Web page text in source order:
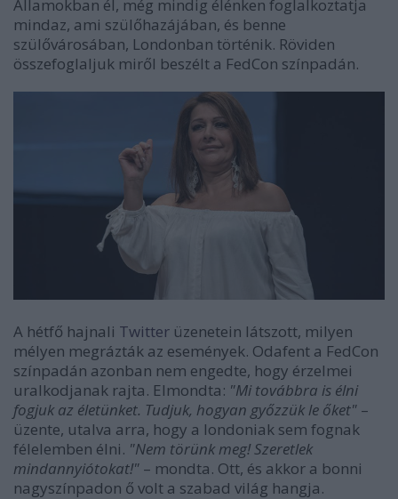
Államokban él, még mindig élénken foglalkoztatja
mindaz, ami szülőhazájában, és benne
szülővárosában, Londonban történik. Röviden
összefoglaljuk miről beszélt a FedCon színpadán.
A hétfő hajnali Twitter üzenetein látszott, milyen
mélyen megrázták az események. Odafent a FedCon
színpadán azonban nem engedte, hogy érzelmei
uralkodjanak rajta. Elmondta: "Mi továbbra is élni
fogjuk az életünket. Tudjuk, hogyan győzzük le őket" –
üzente, utalva arra, hogy a londoniak sem fognak
félelemben élni. "Nem törünk meg! Szeretlek
mindannyiótokat!" – mondta. Ott, és akkor a bonni
nagyszínpadon ő volt a szabad világ hangja.